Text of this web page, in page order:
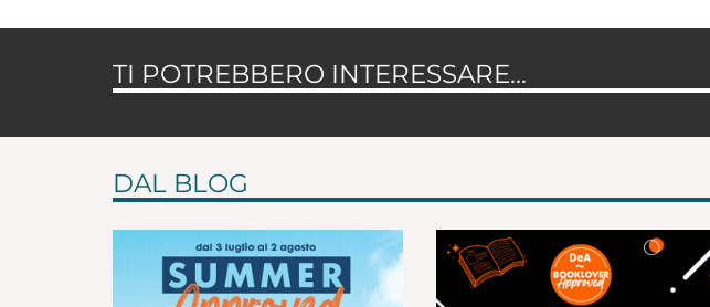
TI POTREBBERO INTERESSARE...
DAL BLOG